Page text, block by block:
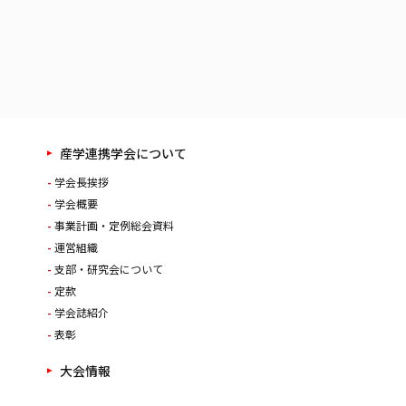
産学連携学会について
学会長挨拶
学会概要
事業計画・定例総会資料
運営組織
支部・研究会について
定款
学会誌紹介
表彰
大会情報